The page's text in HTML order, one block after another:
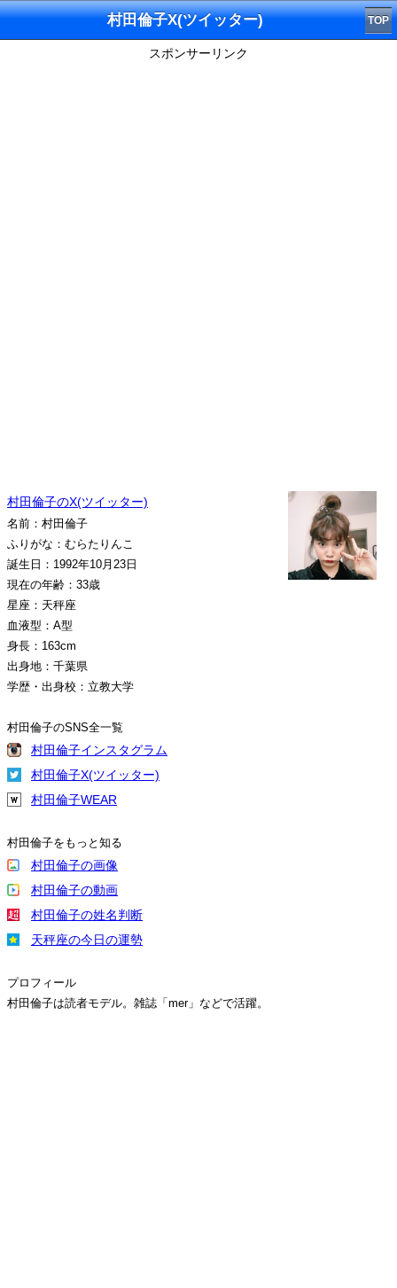
村田倫子X(ツイッター) TOP
スポンサーリンク
村田倫子のX(ツイッター)
名前：村田倫子
ふりがな：むらたりんこ
誕生日：1992年10月23日
現在の年齢：33歳
星座：天秤座
血液型：A型
身長：163cm
出身地：千葉県
学歴・出身校：立教大学
村田倫子のSNS全一覧
村田倫子インスタグラム
村田倫子X(ツイッター)
村田倫子WEAR
村田倫子をもっと知る
村田倫子の画像
村田倫子の動画
村田倫子の姓名判断
天秤座の今日の運勢
プロフィール
村田倫子は読者モデル。雑誌「mer」などで活躍。